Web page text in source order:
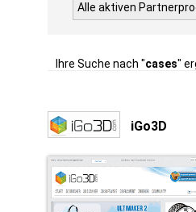
Alle aktiven
Ihre Suche nach "cases"
iGo3D